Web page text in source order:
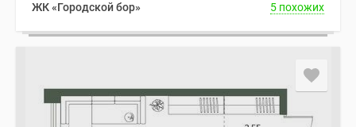
ЖК «Городской бор»
5 похожих